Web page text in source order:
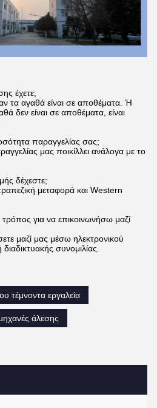
έχετε;
τα αγαθά είναι σε αποθέματα. Ή
δεν είναι σε αποθέματα, είναι
παραγγελίας σας;
μας ποικίλλει ανάλογα με το
δέχεστε;
μεταφορά και Western
για να επικοινωνήσω μαζί
μαζί μας μέσω ηλεκτρονικού
συνομιλίας.
τέμνοντα εργαλεία
άλεσης